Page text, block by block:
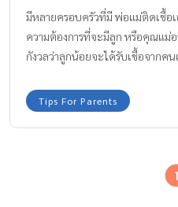
มีหลายครอบครัวที่มี พ่อแม่ติดเชื้อ
ความต้องการที่จะมีลูก หรือคุณแม่
กังวลว่าลูกน้อยจะได้รับเชื้อจากค
Tips For Parents
1